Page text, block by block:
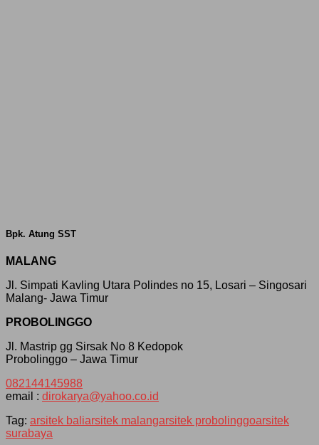
Bpk. Atung SST
MALANG
Jl. Simpati Kavling Utara Polindes no 15, Losari – Singosari
Malang- Jawa Timur
PROBOLINGGO
Jl. Mastrip gg Sirsak No 8 Kedopok
Probolinggo – Jawa Timur
082144145988
email : dirokarya@yahoo.co.id
Tag: arsitek baliarsitek malangarsitek probolinggoarsitek
surabaya